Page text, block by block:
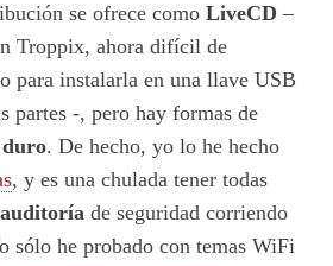
se ofrece como LiveCD –
Troppix, ahora difícil de
para instalarla en una llave USB
partes -, pero hay formas de
. De hecho, yo lo he hecho
, y es una chulada tener todas
auditoría de seguridad corriendo
sólo he probado con temas WiFi